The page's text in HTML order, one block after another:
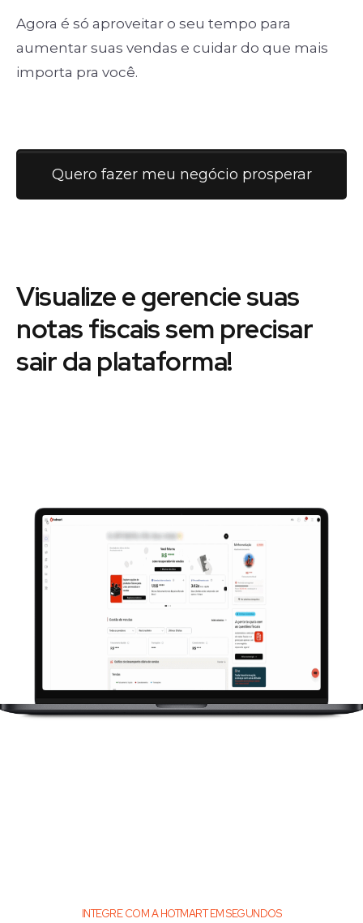
Agora é só aproveitar o seu tempo para
aumentar suas vendas e cuidar do que mais
importa pra você.
Quero fazer meu negócio prosperar
Visualize e gerencie suas
notas fiscais sem precisar
sair da plataforma!
INTEGRE COM A HOTMART EM SEGUNDOS